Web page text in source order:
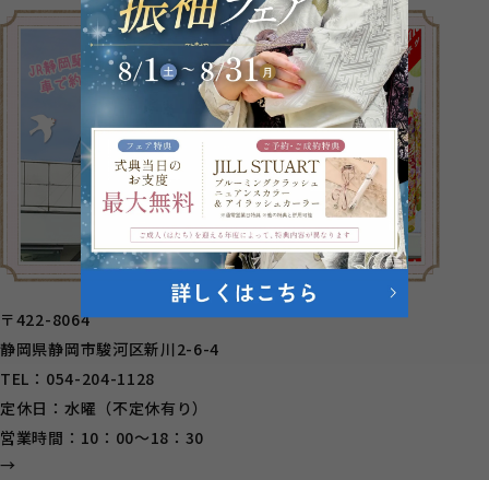
〒422-8064
静岡県静岡市駿河区新川2-6-4
TEL：054-204-1128
定休日：水曜（不定休有り）
営業時間：10：00～18：30
→